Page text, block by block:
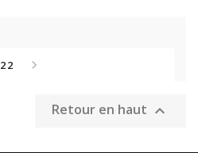
22 
Retour en haut 